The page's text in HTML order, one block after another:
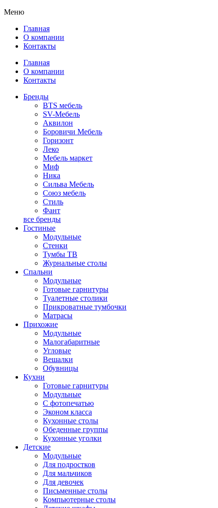
Меню
Главная
О компании
Контакты
Главная
О компании
Контакты
Бренды
BTS мебель
SV-Мебель
Аквилон
Боровичи Мебель
Горизонт
Леко
Мебель маркет
Миф
Ника
Сильва Мебель
Союз мебель
Стиль
Фант
все бренды
Гостиные
Модульные
Стенки
Тумбы ТВ
Журнальные столы
Спальни
Модульные
Готовые гарнитуры
Туалетные столики
Прикроватные тумбочки
Матрасы
Прихожие
Модульные
Малогабаритные
Угловые
Вешалки
Обувницы
Кухни
Готовые гарнитуры
Модульные
С фотопечатью
Эконом класса
Кухонные столы
Обеденные группы
Кухонные уголки
Детские
Модульные
Для подростков
Для мальчиков
Для девочек
Письменные столы
Компьютерные столы